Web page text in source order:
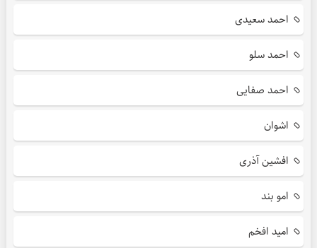
احمد سعیدی
احمد سلو
احمد صفایی
اشوان
افشین آذری
امو بند
امید افخم